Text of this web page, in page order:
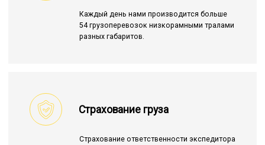
Каждый день нами производится больше
54 грузоперевозок низкорамными тралами
разных габаритов.
Страхование груза
Страхование ответственности экспедитора